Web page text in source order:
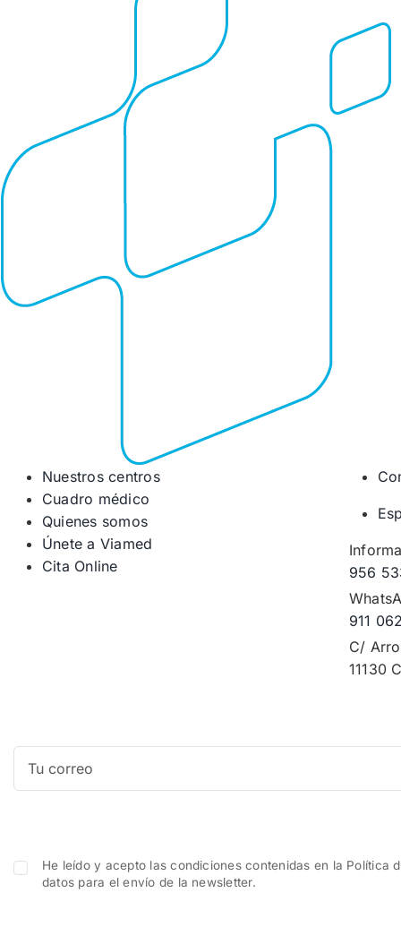
Nuestros centros
Cuadro médico
Quienes somos
Únete a Viamed
Cita Online
956
911
C/
11130
He leído y acepto las condiciones contenidas en la Política
datos para el envío de la newsletter.